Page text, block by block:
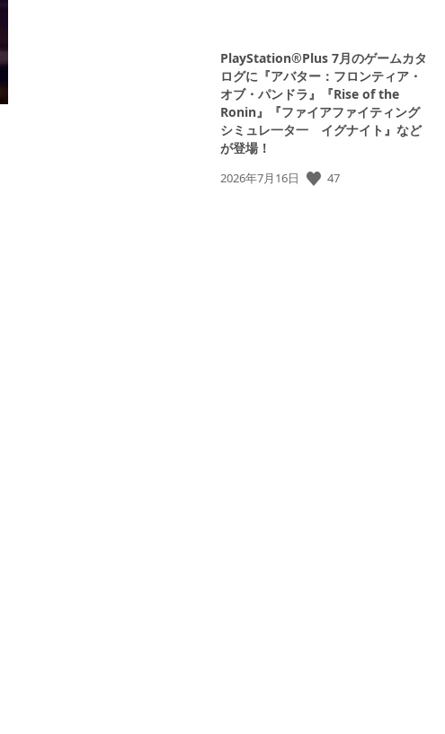
PlayStation®Plus 7月のゲームカタ
ログに『アバター：フロンティア・
オブ・パンドラ』『Rise of the
Ronin』『ファイアファイティング
シミュレ一タ一 イグナイト』など
が登場！
公
2026年7月16日 47